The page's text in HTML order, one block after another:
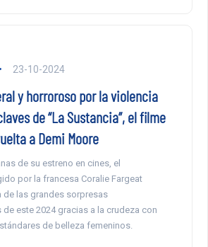
23-10-2024
y horroroso por la violencia
de “La Sustancia”, el filme
a Demi Moore
de su estreno en cines, el
por la francesa Coralie Fargeat
de las grandes sorpresas
este 2024 gracias a la crudeza con
de belleza femeninos.